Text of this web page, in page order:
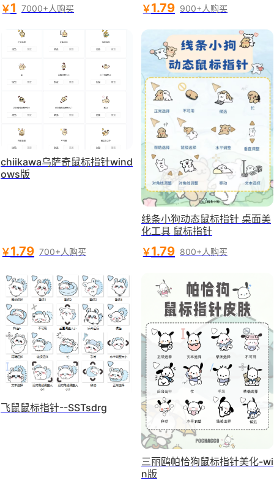
￥1 7000+人购买 ￥1.79 900+人购买
chiikawa乌萨奇鼠标指针wind
ows版
￥1.79 700+人购买
线条小狗动态鼠标指针 桌面美
化工具 鼠标指针
￥1.79 800+人购买
飞鼠鼠标指针--SSTsdrg
三丽鸥帕恰狗鼠标指针美化-wi
n版